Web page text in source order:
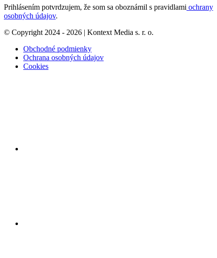
Prihlásením potvrdzujem, že som sa oboznámil s pravidlami ochrany
osobných údajov.
© Copyright 2024 - 2026 | Kontext Media s. r. o.
Obchodné podmienky
Ochrana osobných údajov
Cookies